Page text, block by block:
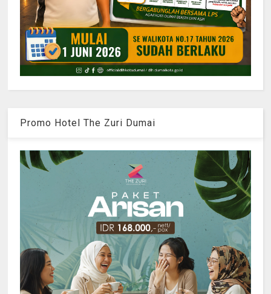
Promo Hotel The Zuri Dumai